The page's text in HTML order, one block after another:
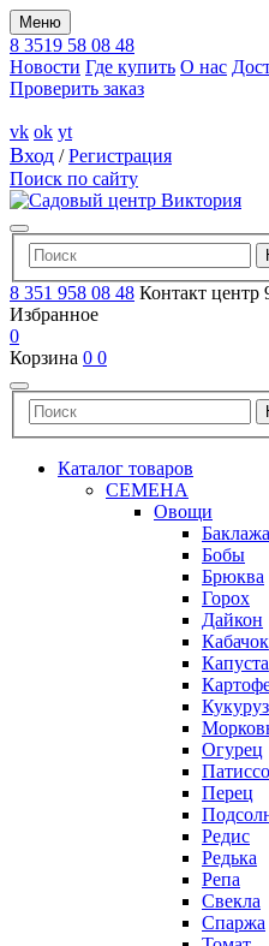
Меню
8 3519 58 08 48
Новости Где купить О нас
Проверить заказ
vk ok yt
Вход /Регистрация
Поиск по сайту
8 351 958 08 48 Контакт центр
Избранное
0
Корзина 0 0
Каталог товаров
СЕМЕНА
Овощи
Бобы
Брюква
Горох
Дайкон
Кабачок
Капуста
Огурец
Перец
Редис
Редька
Репа
Свекла
Спаржа